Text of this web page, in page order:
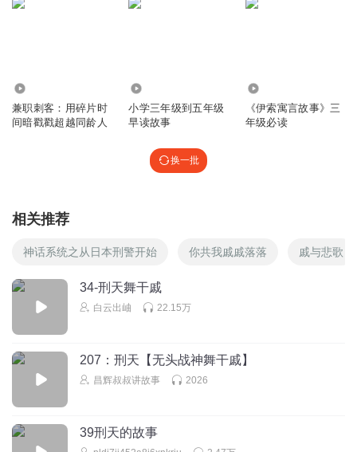
回复 @夜满星辰 哈哈，，，，贵宾席。请上座
兼职刺客：用碎片时
间暗戳戳超越同龄人
小学三年级到五年级
早读故事
《伊索寓言故事》三
年级必读
换一批
相关推荐
神话系统之从日本刑警开始 你共我戚戚落落 戚与悲歌
34-刑天舞干戚
白云出岫 22.15万
207：刑天【无头战神舞干戚】
昌辉叔叔讲故事 2026
39刑天的故事